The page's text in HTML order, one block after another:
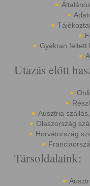
Gyakran feltett
Utazás előtt
Ausztria
Olaszország
Horvátország
Társoldalaink: